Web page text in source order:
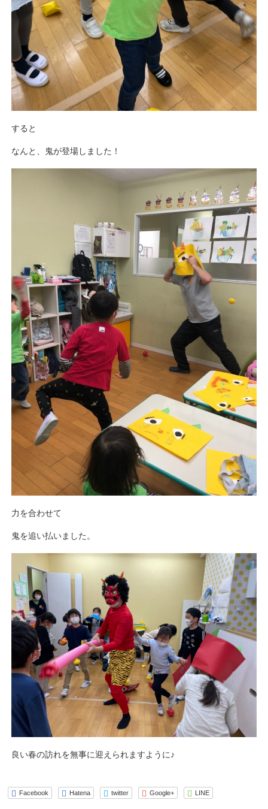
すると
なんと、鬼が登場しました！
力を合わせて
鬼を追い払いました。
良い春の訪れを無事に迎えられますように♪
Facebook Hatena twitter Google+ LINE